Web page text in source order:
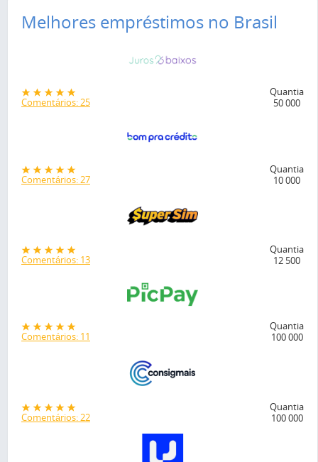
Melhores empréstimos no Brasil
Comentários: 25
Quantia
50 000
Comentários: 27
Quantia
10 000
Comentários: 13
Quantia
12 500
Comentários: 11
Quantia
100 000
Comentários: 22
Quantia
100 000